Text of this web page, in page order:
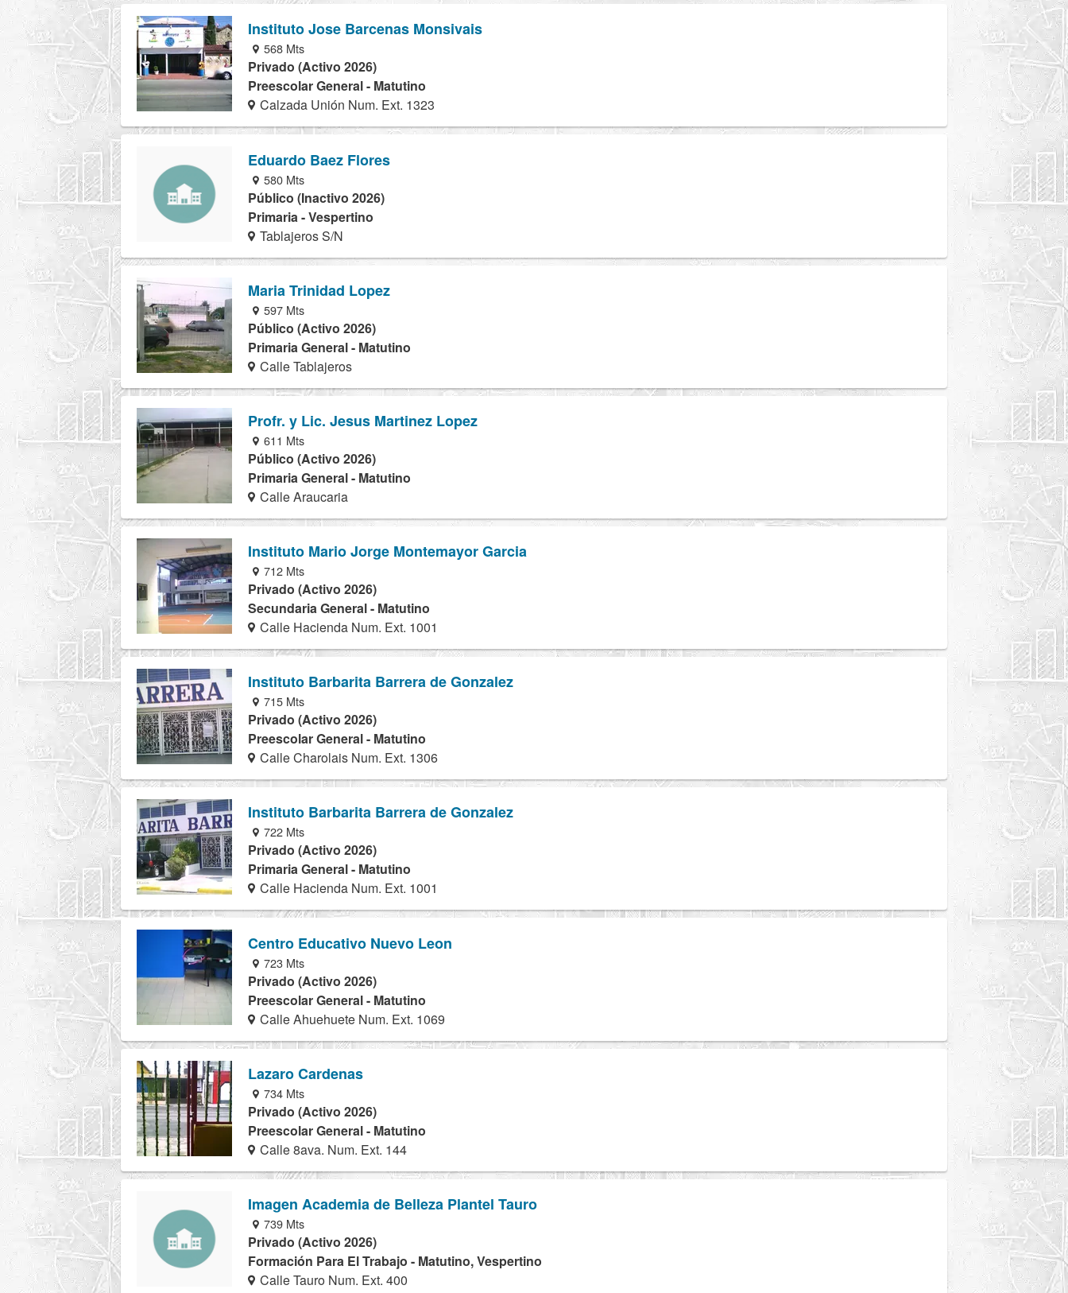
Instituto Jose Barcenas Monsivais
568 Mts
Privado (Activo 2026)
Preescolar General - Matutino
Calzada Unión Num. Ext. 1323
Eduardo Baez Flores
580 Mts
Público (Inactivo 2026)
Primaria - Vespertino
Tablajeros S/N
Maria Trinidad Lopez
597 Mts
Público (Activo 2026)
Primaria General - Matutino
Calle Tablajeros
Profr. y Lic. Jesus Martinez Lopez
611 Mts
Público (Activo 2026)
Primaria General - Matutino
Calle Araucaria
Instituto Mario Jorge Montemayor Garcia
712 Mts
Privado (Activo 2026)
Secundaria General - Matutino
Calle Hacienda Num. Ext. 1001
Instituto Barbarita Barrera de Gonzalez
715 Mts
Privado (Activo 2026)
Preescolar General - Matutino
Calle Charolais Num. Ext. 1306
Instituto Barbarita Barrera de Gonzalez
722 Mts
Privado (Activo 2026)
Primaria General - Matutino
Calle Hacienda Num. Ext. 1001
Centro Educativo Nuevo Leon
723 Mts
Privado (Activo 2026)
Preescolar General - Matutino
Calle Ahuehuete Num. Ext. 1069
Lazaro Cardenas
734 Mts
Privado (Activo 2026)
Preescolar General - Matutino
Calle 8ava. Num. Ext. 144
Imagen Academia de Belleza Plantel Tauro
739 Mts
Privado (Activo 2026)
Formación Para El Trabajo - Matutino, Vespertino
Calle Tauro Num. Ext. 400